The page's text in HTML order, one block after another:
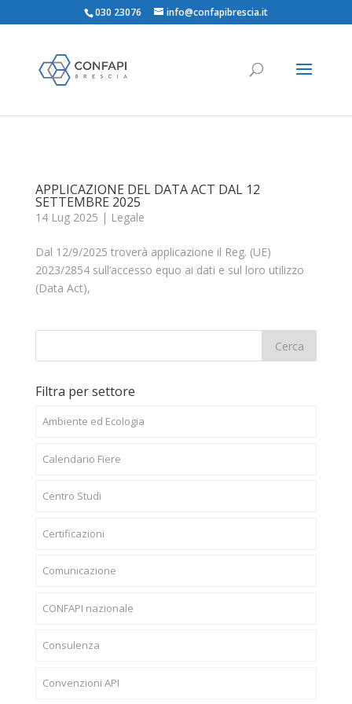
030 23076 info@confapibrescia.it
APPLICAZIONE DEL DATA ACT DAL 12
SETTEMBRE 2025
14 Lug 2025 | Legale
Dal 12/9/2025 troverà applicazione il Reg. (UE)
2023/2854 sull’accesso equo ai dati e sul loro utilizzo
(Data Act),
Filtra per settore
Ambiente ed Ecologia
Calendario Fiere
Centro Studi
Certificazioni
Comunicazione
CONFAPI nazionale
Consulenza
Convenzioni API